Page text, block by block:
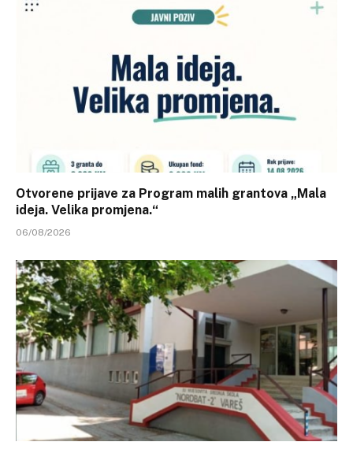
Otvorene prijave za Program malih grantova „Mala
ideja. Velika promjena.“
06/08/2026